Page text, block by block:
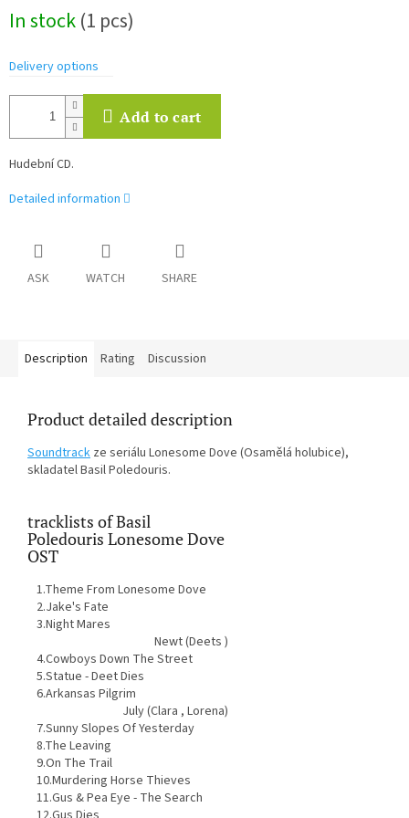
price:
In stock(1 pcs)
Delivery options
Add to cart
Hudební CD.
Detailed information
ASK WATCH SHARE
Description Rating Discussion
Product detailed description
Soundtrack ze seriálu Lonesome Dove (Osamělá holubice),
skladatel Basil Poledouris.
tracklists of Basil
Poledouris Lonesome Dove
OST
1.Theme From Lonesome Dove
2.Jake's Fate
3.Night Mares
Newt (Deets )
4.Cowboys Down The Street
5.Statue - Deet Dies
6.Arkansas Pilgrim
July (Clara , Lorena)
7.Sunny Slopes Of Yesterday
8.The Leaving
9.On The Trail
10.Murdering Horse Thieves
11.Gus & Pea Eye - The Search